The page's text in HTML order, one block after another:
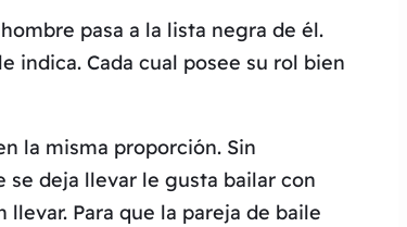
pasa a la lista negra de él.
indica. Cada cual posee su rol bien
la misma proporción. Sin
deja llevar le gusta bailar con
Para que la pareja de baile